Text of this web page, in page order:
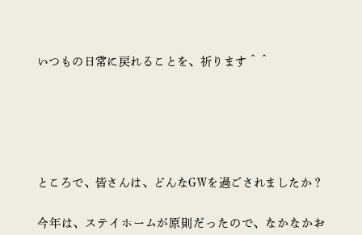
いつもの日常に戻れることを、祈ります＾＾
ところで、皆さんは、どんなGWを過ごされましたか？
今年は、ステイホームが原則だったので、なかなかお